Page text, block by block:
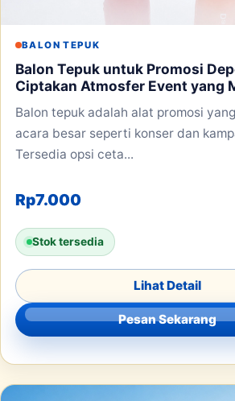
BALON TEPUK
Balon Tepuk untuk Promosi
Ciptakan Atmosfer Event yang
Balon tepuk adalah alat promosi
acara besar seperti konser dan
Tersedia opsi ceta...
Rp7.000
Stok tersedia
Lihat Detail
Pesan Sekarang